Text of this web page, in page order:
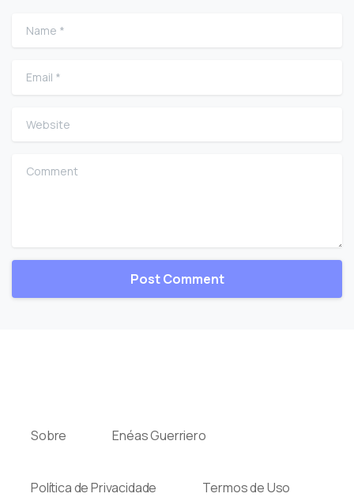
Name
Email
Website
Comment
Sobre Enéas Guerriero
Política de Privacidade Termos de Uso